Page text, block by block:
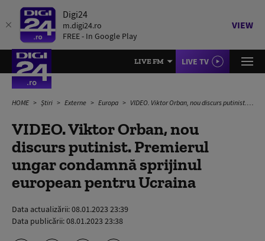
Digi24
m.digi24.ro
FREE - In Google Play
VIEW
LIVE FM LIVE TV
HOME Știri Externe Europa VIDEO. Viktor Orban, nou discurs putinist. Premierul ungar condamnă sprijinul european pentru Ucraina
VIDEO. Viktor Orban, nou
discurs putinist. Premierul
ungar condamnă sprijinul
european pentru Ucraina
Data actualizării:08.01.2023 23:39
Data publicării:08.01.2023 23:38